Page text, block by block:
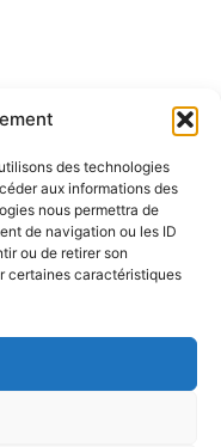
des technologies
aux informations des
nous permettra de
de navigation ou les ID
ou de retirer son
certaines caractéristiques